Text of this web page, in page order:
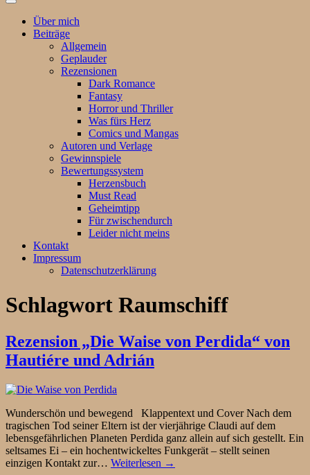
Suchfeld
ein-/ausblenden
Über mich
Beiträge
Allgemein
Geplauder
Rezensionen
Dark Romance
Fantasy
Horror und Thriller
Was fürs Herz
Comics und Mangas
Autoren und Verlage
Gewinnspiele
Bewertungssystem
Herzensbuch
Must Read
Geheimtipp
Für zwischendurch
Leider nicht meins
Kontakt
Impressum
Datenschutzerklärung
Schlagwort Raumschiff
Rezension „Die Waise von Perdida“ von
Hautiére und Adrián
Wunderschön und bewegend Klappentext und Cover Nach dem
tragischen Tod seiner Eltern ist der vierjährige Claudi auf dem
lebensgefährlichen Planeten Perdida ganz allein auf sich gestellt. Ein
seltsames Ei – ein hochentwickeltes Funkgerät – stellt seinen
einzigen Kontakt zur… Weiterlesen →